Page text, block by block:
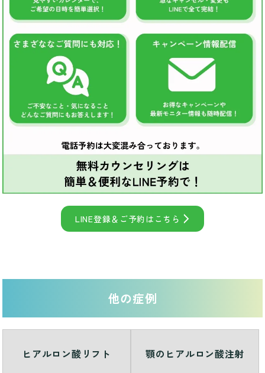
LINE登録＆ご予約はこちら
他の症例
ヒアルロン酸リフト 顎のヒアルロン酸注射